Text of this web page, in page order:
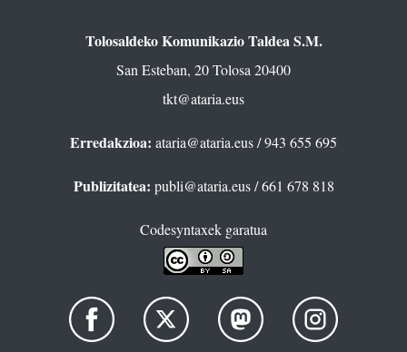
Tolosaldeko Komunikazio Taldea S.M.
San Esteban, 20 Tolosa 20400
tkt@ataria.eus
Erredakzioa: ataria@ataria.eus/ 943 655 695
Publizitatea: publi@ataria.eus/ 661 678 818
Codesyntaxek garatua